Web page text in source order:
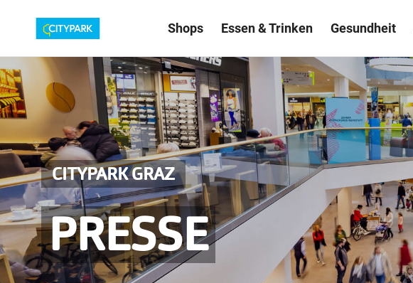
Shops Essen & Trinken Gesundheit
CITYPARK GRAZ
PRESSE